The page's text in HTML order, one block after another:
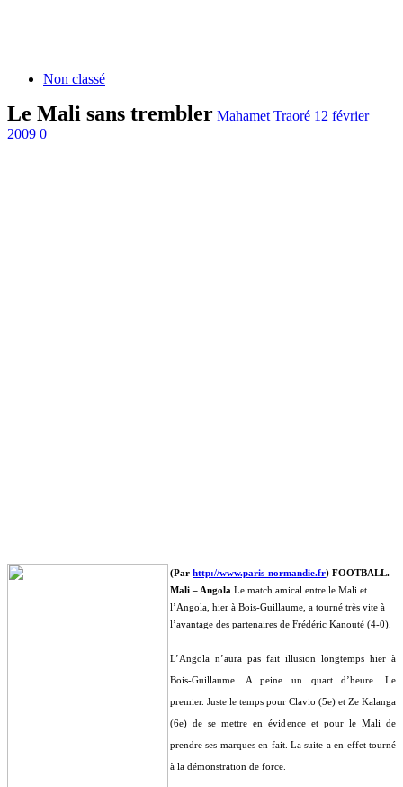
Non classé
Le Mali sans trembler Mahamet Traoré 12 février
2009 0
(Par http://www.paris-normandie.fr) FOOTBALL.
Mali – Angola Le match amical entre le Mali et
l’Angola, hier à Bois-Guillaume, a tourné très vite à
l’avantage des partenaires de Frédéric Kanouté (4-0).
L’Angola n’aura pas fait illusion longtemps hier à
Bois-Guillaume. A peine un quart d’heure. Le
premier. Juste le temps pour Clavio (5e) et Ze Kalanga
(6e) de se mettre en évidence et pour le Mali de
prendre ses marques en fait. La suite a en effet tourné
à la démonstration de force.